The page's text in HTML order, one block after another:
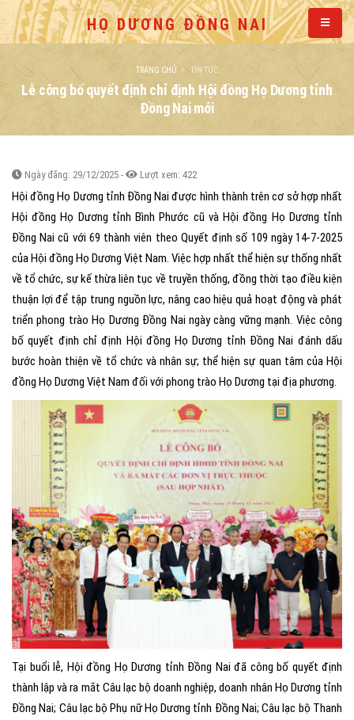
HỌ DƯƠNG ĐỒNG NAI
Lễ công bố quyết định chỉ định Hội đồng Họ Dương tỉnh
Đồng Nai mới
TRANG CHỦ TIN TỨC
Ngày đăng: 29/12/2025 - Lượt xem: 422
Hội đồng Họ Dương tỉnh Đồng Nai được hình thành trên cơ sở hợp nhất
Hội đồng Họ Dương tỉnh Bình Phước cũ và Hội đồng Họ Dương tỉnh
Đồng Nai cũ với 69 thành viên theo Quyết định số 109 ngày 14-7-2025
của Hội đồng Họ Dương Việt Nam. Việc hợp nhất thể hiện sự thống nhất
về tổ chức, sự kế thừa liên tục về truyền thống, đồng thời tạo điều kiện
thuận lợi để tập trung nguồn lực, nâng cao hiệu quả hoạt động và phát
triển phong trào Họ Dương Đồng Nai ngày càng vững mạnh. Việc công
bố quyết định chỉ định Hội đồng Họ Dương tỉnh Đồng Nai đánh dấu
bước hoàn thiện về tổ chức và nhân sự; thể hiện sự quan tâm của Hội
đồng Họ Dương Việt Nam đối với phong trào Họ Dương tại địa phương.
Tại buổi lễ, Hội đồng Họ Dương tỉnh Đồng Nai đã công bố quyết định
thành lập và ra mắt Câu lạc bộ doanh nghiệp, doanh nhân Họ Dương tỉnh
Đồng Nai; Câu lạc bộ Phụ nữ Họ Dương tỉnh Đồng Nai; Câu lạc bộ Thanh